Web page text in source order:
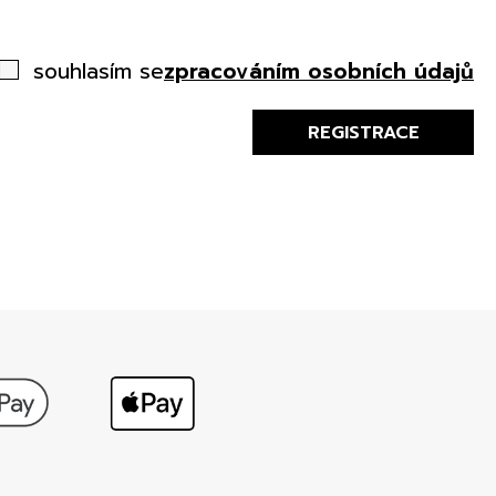
souhlasím sezpracováním osobních údajů